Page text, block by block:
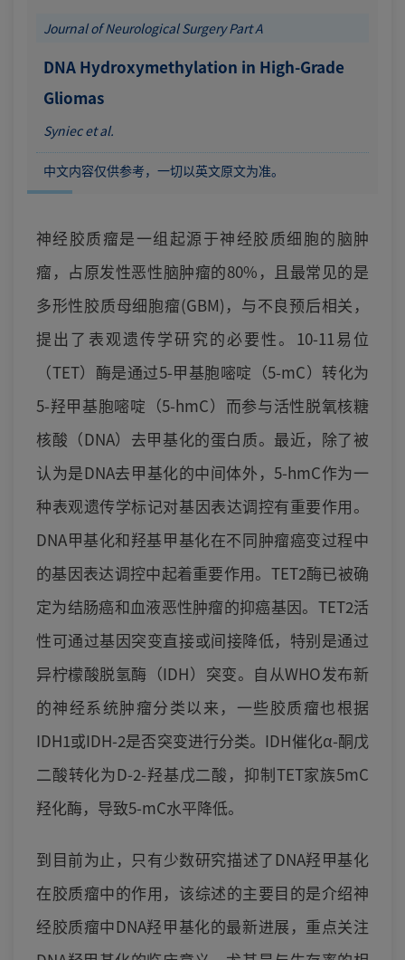
Journal of Neurological Surgery Part A
DNA Hydroxymethylation in High-Grade
Gliomas
Syniec et al.
中文内容仅供参考，一切以英文原文为准。
神经胶质瘤是一组起源于神经胶质细胞的脑肿
瘤，占原发性恶性脑肿瘤的80%，且最常见的是
多形性胶质母细胞瘤(GBM)，与不良预后相关，
提出了表观遗传学研究的必要性。10-11易位
（TET）酶是通过5-甲基胞嘧啶（5-mC）转化为
5-羟甲基胞嘧啶（5-hmC）而参与活性脱氧核糖
核酸（DNA）去甲基化的蛋白质。最近，除了被
认为是DNA去甲基化的中间体外，5-hmC作为一
种表观遗传学标记对基因表达调控有重要作用。
DNA甲基化和羟基甲基化在不同肿瘤癌变过程中
的基因表达调控中起着重要作用。TET2酶已被确
定为结肠癌和血液恶性肿瘤的抑癌基因。TET2活
性可通过基因突变直接或间接降低，特别是通过
异柠檬酸脱氢酶（IDH）突变。自从WHO发布新
的神经系统肿瘤分类以来，一些胶质瘤也根据
IDH1或IDH-2是否突变进行分类。IDH催化α-酮戊
二酸转化为D-2-羟基戊二酸，抑制TET家族5mC
羟化酶，导致5-mC水平降低。
到目前为止，只有少数研究描述了DNA羟甲基化
在胶质瘤中的作用，该综述的主要目的是介绍神
经胶质瘤中DNA羟甲基化的最新进展，重点关注